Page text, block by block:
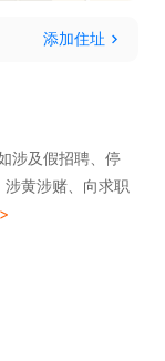
添加住址
涉及假招聘、停
黄涉赌、向求职